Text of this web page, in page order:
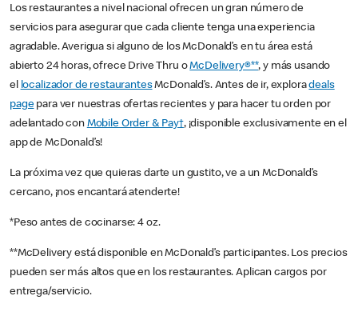
Los restaurantes a nivel nacional ofrecen un gran número de
servicios para asegurar que cada cliente tenga una experiencia
agradable. Averigua si alguno de los McDonald’s en tu área está
abierto 24 horas, ofrece Drive Thru oMcDelivery®**, y más usando
el localizador de restaurantesMcDonald’s. Antes de ir, exploradeals
pagepara ver nuestras ofertas recientes y para hacer tu orden por
adelantado con Mobile Order & Pay†, ¡disponible exclusivamente en el
app de McDonald’s!
La próxima vez que quieras darte un gustito, ve a un McDonald’s
cercano, ¡nos encantará atenderte!
*Peso antes de cocinarse: 4 oz.
**McDelivery está disponible en McDonald’s participantes. Los precios
pueden ser más altos que en los restaurantes. Aplican cargos por
entrega/servicio.